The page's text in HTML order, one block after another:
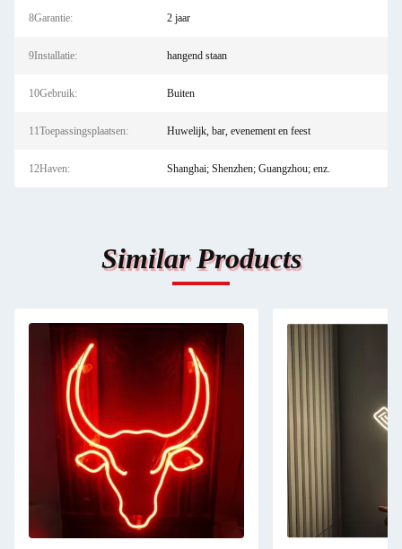
8Garantie: 2 jaar
9Installatie: hangend staan
10Gebruik: Buiten
11Toepassingsplaatsen: Huwelijk, bar, evenement en feest
12Haven: Shanghai; Shenzhen; Guangzhou; enz.
Similar Products